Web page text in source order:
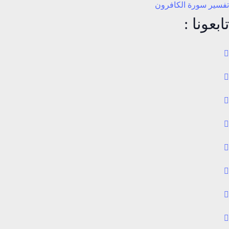
تفسير سورة الكافرون
تابعونا :